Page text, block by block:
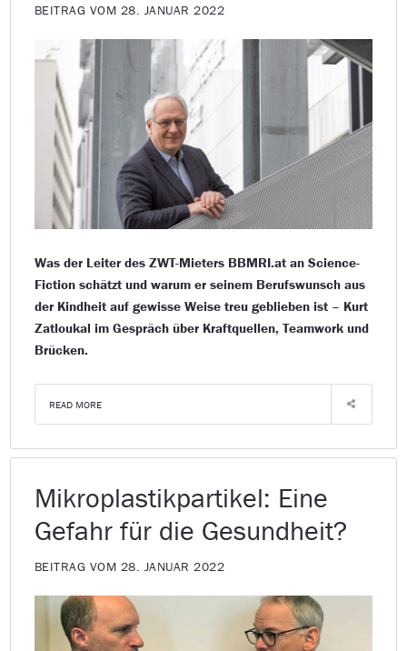
BEITRAG VOM 28. JANUAR 2022
Was der Leiter des ZWT-Mieters BBMRI.at an Science-
Fiction schätzt und warum er seinem Berufswunsch aus
der Kindheit auf gewisse Weise treu geblieben ist – Kurt
Zatloukal im Gespräch über Kraftquellen, Teamwork und
Brücken.
READ MORE
Mikroplastikpartikel: Eine
Gefahr für die Gesundheit?
BEITRAG VOM 28. JANUAR 2022